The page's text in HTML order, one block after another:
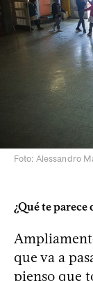
Foto: Alessandro
¿Qué te parece
que va a
pienso que